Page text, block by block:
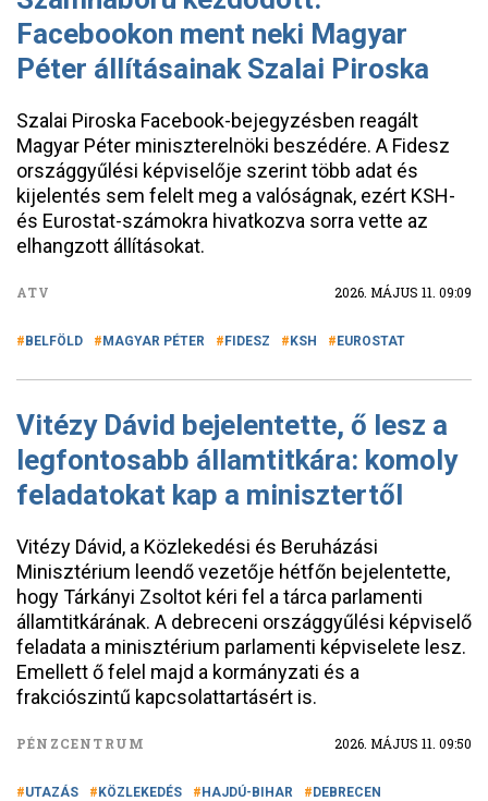
Facebookon ment neki Magyar
Péter állításainak Szalai Piroska
Szalai Piroska Facebook-bejegyzésben reagált
Magyar Péter miniszterelnöki beszédére. A Fidesz
országgyűlési képviselője szerint több adat és
kijelentés sem felelt meg a valóságnak, ezért KSH-
és Eurostat-számokra hivatkozva sorra vette az
elhangzott állításokat.
ATV 2026. MÁJUS 11. 09:09
BELFÖLD MAGYAR PÉTER FIDESZ KSH EUROSTAT
Vitézy Dávid bejelentette, ő lesz a
legfontosabb államtitkára: komoly
feladatokat kap a minisztertől
Vitézy Dávid, a Közlekedési és Beruházási
Minisztérium leendő vezetője hétfőn bejelentette,
hogy Tárkányi Zsoltot kéri fel a tárca parlamenti
államtitkárának. A debreceni országgyűlési képviselő
feladata a minisztérium parlamenti képviselete lesz.
Emellett ő felel majd a kormányzati és a
frakciószintű kapcsolattartásért is.
PÉNZCENTRUM 2026. MÁJUS 11. 09:50
UTAZÁS KÖZLEKEDÉS HAJDÚ-BIHAR
DEBRECEN